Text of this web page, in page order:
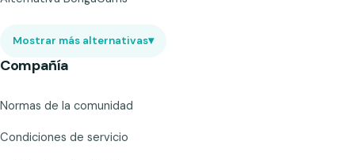
Mostrar más alternativas▾
Compañía
Normas de la comunidad
Condiciones de servicio